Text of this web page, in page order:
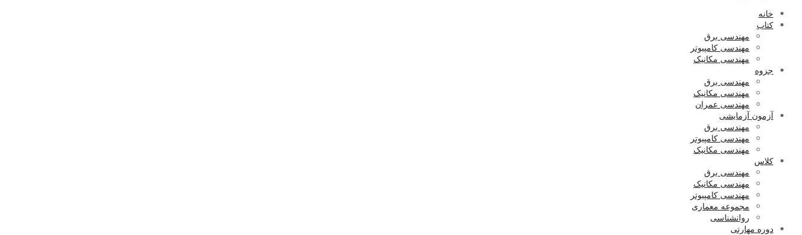
خانه
کتاب
مهندسی برق
مهندسی کامپیوتر
مهندسی مکانیک
جزوه
مهندسی برق
مهندسی مکانیک
مهندسی عمران
آزمون آزمایشی
مهندسی برق
مهندسی کامپیوتر
مهندسی مکانیک
کلاس
مهندسی برق
مهندسی مکانیک
مهندسی کامپیوتر
مجموعه معماری
روانشناسی
دوره مهارتی